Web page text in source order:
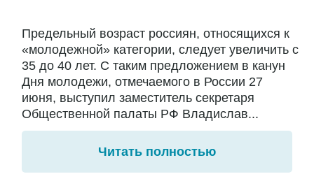
Предельный возраст россиян, относящихся к
«молодежной» категории, следует увеличить с
35 до 40 лет. С таким предложением в канун
Дня молодежи, отмечаемого в России 27
июня, выступил заместитель секретаря
Общественной палаты РФ Владислав...
Читать полностью